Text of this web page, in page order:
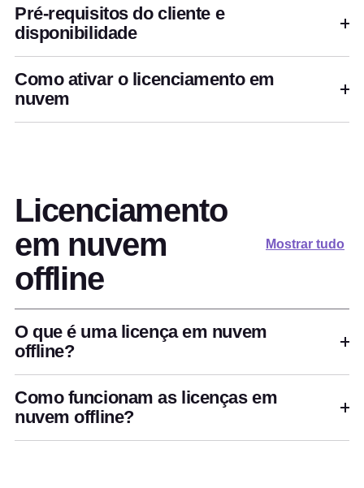
Pré-requisitos do cliente e
disponibilidade
Como ativar o licenciamento em
nuvem
Licenciamento
em nuvem
offline
Mostrar tudo
O que é uma licença em nuvem
offline?
Como funcionam as licenças em
nuvem offline?